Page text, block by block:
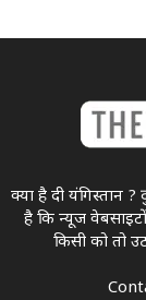
क्या है दी यंगिस्तान
है कि न्यूज
किसी को तो